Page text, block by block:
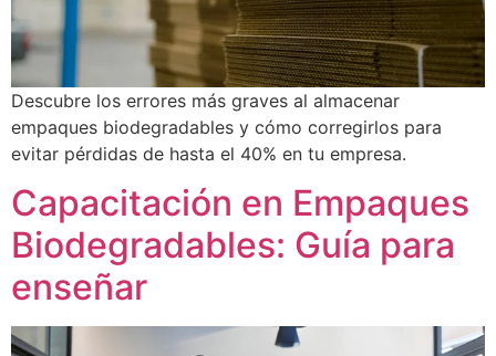
Descubre los errores más graves al almacenar
empaques biodegradables y cómo corregirlos para
evitar pérdidas de hasta el 40% en tu empresa.
Capacitación en Empaques
Biodegradables: Guía para
enseñar